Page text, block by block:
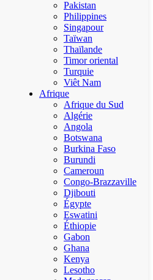
Pakistan
Philippines
Singapour
Taïwan
Thaïlande
Timor oriental
Turquie
Viêt Nam
Afrique
Afrique du Sud
Algérie
Angola
Botswana
Burkina Faso
Burundi
Cameroun
Congo-Brazzaville
Djibouti
Égypte
Eswatini
Éthiopie
Gabon
Ghana
Kenya
Lesotho